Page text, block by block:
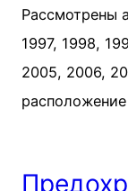
Рассмотрены
1997, 1998,
2005, 2006,